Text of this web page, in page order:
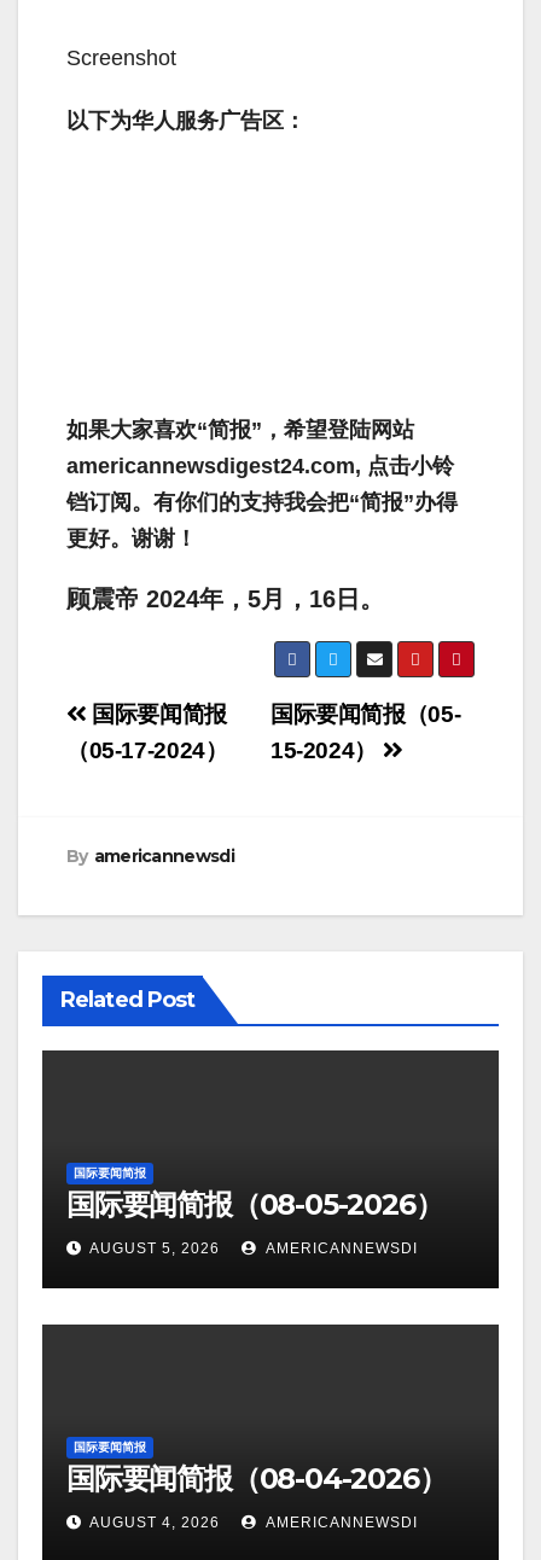
Screenshot
以下为华人服务广告区：
如果大家喜欢“简报”，希望登陆网站
americannewsdigest24.com, 点击小铃
铛订阅。有你们的支持我会把“简报”办得
更好。谢谢！
顾震帝 2024年， 5月， 16 日。
Post
navigation
国际要闻简报（05-
15-2024）
国际要闻简报
（05-17-2024）
By americannewsdi
Related Post
国际要闻简报
国际要闻简报（08-05-2026）
AUGUST 5, 2026 AMERICANNEWSDI
国际要闻简报
国际要闻简报（08-04-2026）
AUGUST 4, 2026 AMERICANNEWSDI